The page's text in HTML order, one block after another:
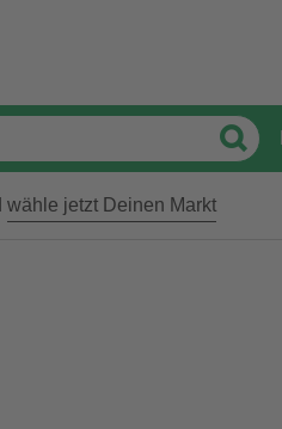
wähle jetzt Deinen Markt